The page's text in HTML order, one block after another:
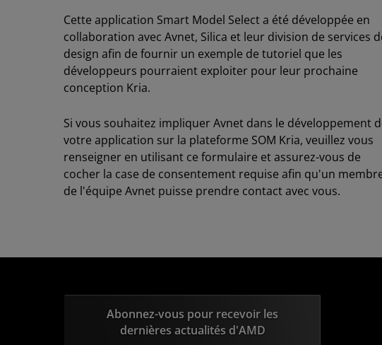
Cette application Smart Model Select a été développée en
collaboration avec Avnet, Silica et leur division de services
design afin de fournir un exemple de tutoriel que les
développeurs pourraient exploiter pour leur prochaine
conception Kria.
Si vous souhaitez impliquer Avnet dans le développement
votre application sur la plateforme SOM Kria, veuillez vous
renseigner en utilisant ce formulaire et assurez-vous de
cocher la case de consentement requise afin qu'un
de l'équipe Avnet puisse prendre contact avec vous.
Abonnez-vous pour recevoir les
dernières actualités d'AMD